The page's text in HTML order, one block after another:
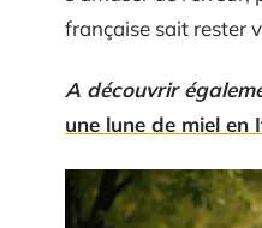
française sait rester
A découvrir
une lune de miel en